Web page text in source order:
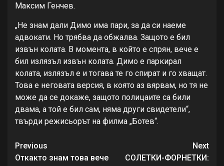
Максим Генчев.
„Не знам дали Димо има пари, за да си наеме
адвокати. Но трябва да обжалва. Защото е бил
извън колата. В момента, в който е спрян, вече е
бил излязъл извън колата. Димо е паркирал
колата, излязъл е и тогава те го спират и го хващат.
Това е неговата версия, в която аз вярвам, но тя не
може да се докаже, защото полицаите са били
двама, а той е бил сам, няма други свидетели“,
твърди режисьорът на филма „Ботев“.
Continue
Previous
Откакто знам това вече
Next
СОЛЕТКИ-ФОРНЕТКИ: